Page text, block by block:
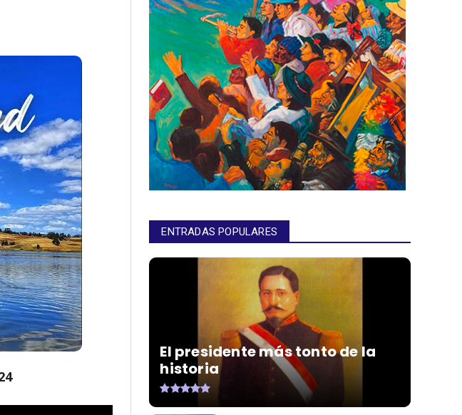
ENTRADAS POPULARES
El presidente más tonto de la
historia